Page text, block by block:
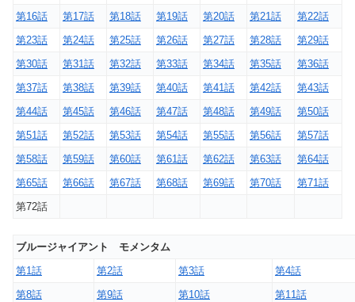
第16話
第17話 第18話 第19話 第20話 第21話
第22話
第23話
第24話 第25話 第26話 第27話 第28話
第29話
第30話
第31話 第32話 第33話 第34話 第35話
第36話
第37話
第38話 第39話 第40話 第41話 第42話
第43話
第44話
第45話 第46話 第47話 第48話 第49話
第50話
第51話
第52話 第53話 第54話 第55話 第56話
第57話
第58話
第59話 第60話 第61話 第62話 第63話
第64話
第65話
第66話 第67話 第68話 第69話 第70話
第71話
第72話
ブルージャイアント モメンタム
第1話
第2話 第3話
第4話
第8話
第9話 第10話
第11話